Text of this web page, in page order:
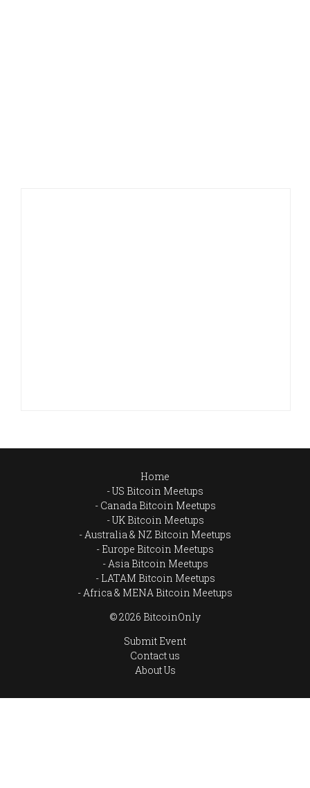
Home
US Bitcoin Meetups
Canada Bitcoin Meetups
UK Bitcoin Meetups
Australia & NZ Bitcoin Meetups
Europe Bitcoin Meetups
Asia Bitcoin Meetups
LATAM Bitcoin Meetups
Africa & MENA Bitcoin Meetups
© 2026 BitcoinOnly
Submit Event
Contact us
About Us